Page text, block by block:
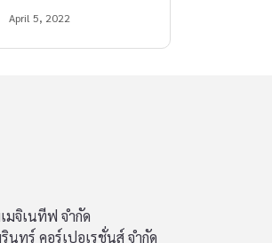
ลดไข้ DragKooler (แดรก
ายแดงที่เป็นไอเทมที่มา
April 5, 2022
มจิเนทีฟ จำกัด
นทร์ คอร์เปอเรชั่นส์ จำกัด